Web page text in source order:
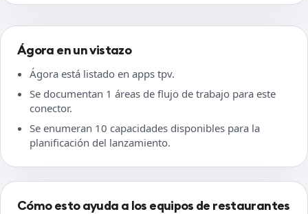
Ágora en un vistazo
Ágora está listado en apps tpv.
Se documentan 1 áreas de flujo de trabajo para este
conector.
Se enumeran 10 capacidades disponibles para la
planificación del lanzamiento.
Cómo esto ayuda a los equipos de restaurantes